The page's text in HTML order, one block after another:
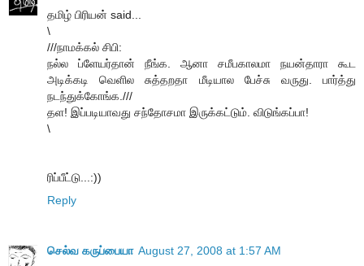
தமிழ் பிரியன் said...
\
///நாமக்கல் சிபி:
நல்ல ப்ளேயர்தான் நீங்க. ஆனா சமீபகாலமா நயன்தாரா கூட
அடிக்கடி வெளில சுத்தறதா மீடியால பேச்சு வருது. பார்த்து
நடந்துக்கோங்க.///
தள! இப்படியாவது சந்தோசமா இருக்கட்டும். விடுங்கப்பா!
\
ரிப்பீட்டு...:))
Reply
செல்வ கருப்பையா August 27, 2008 at 1:57 AM